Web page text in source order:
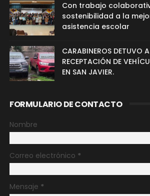
Con trabajo
sostenibilidad a la
asistencia escolar
CARABINEROS DETUVO
RECEPTACIÓN DE
EN SAN JAVIER.
FORMULARIO DE CONTACTO
Nombre
Correo electrónico *
Mensaje *